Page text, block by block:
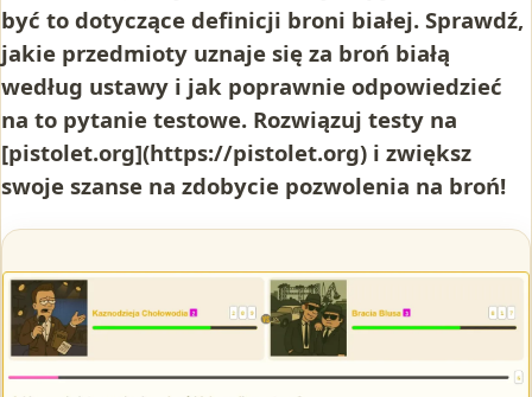
być to dotyczące definicji broni białej. Sprawdź,
jakie przedmioty uznaje się za broń białą
według ustawy i jak poprawnie odpowiedzieć
na to pytanie testowe. Rozwiązuj testy na
[pistolet.org](https://pistolet.org) i zwiększ
swoje szanse na zdobycie pozwolenia na broń!